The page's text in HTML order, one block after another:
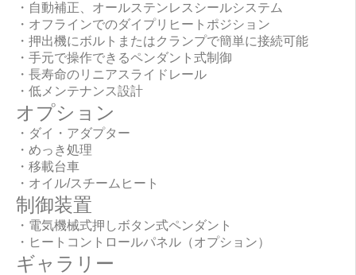
・自動補正、オールステンレスシールシステム
・オフラインでのダイプリヒートポジション
・押出機にボルトまたはクランプで簡単に接続可能
・手元で操作できるペンダント式制御
・長寿命のリニアスライドレール
・低メンテナンス設計
オプション
・ダイ・アダプター
・めっき処理
・移載台車
・オイル/スチームヒート
制御装置
・電気機械式押しボタン式ペンダント
・ヒートコントロールパネル（オプション）
ギャラリー